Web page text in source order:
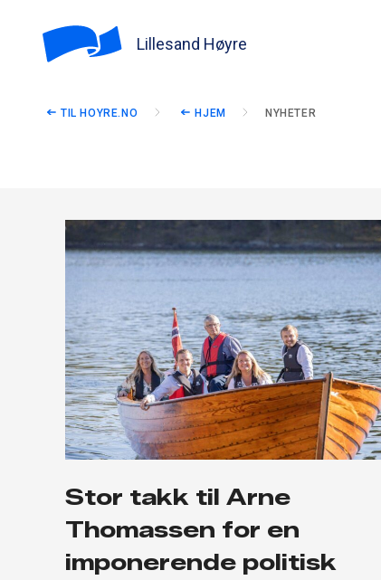
Lillesand Høyre
TIL HOYRE.NO HJEM NYHETER
Stor takk til Arne
Thomassen for en
imponerende politisk